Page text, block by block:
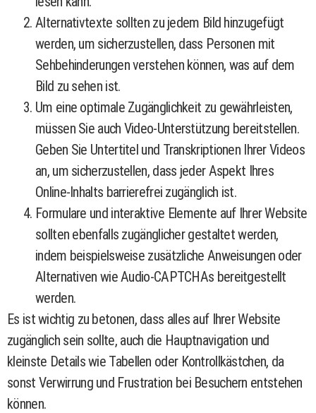
Alternativtexte sollten zu jedem Bild hinzugefügt
werden, um sicherzustellen, dass Personen mit
Sehbehinderungen verstehen können, was auf dem
Bild zu sehen ist.
Um eine optimale Zugänglichkeit zu gewährleisten,
müssen Sie auch Video-Unterstützung bereitstellen.
Geben Sie Untertitel und Transkriptionen Ihrer Videos
an, um sicherzustellen, dass jeder Aspekt Ihres
Online-Inhalts barrierefrei zugänglich ist.
Formulare und interaktive Elemente auf Ihrer Website
sollten ebenfalls zugänglicher gestaltet werden,
indem beispielsweise zusätzliche Anweisungen oder
Alternativen wie Audio-CAPTCHAs bereitgestellt
werden.
Es ist wichtig zu betonen, dass alles auf Ihrer Website
zugänglich sein sollte, auch die Hauptnavigation und
kleinste Details wie Tabellen oder Kontrollkästchen, da
sonst Verwirrung und Frustration bei Besuchern entstehen
können.